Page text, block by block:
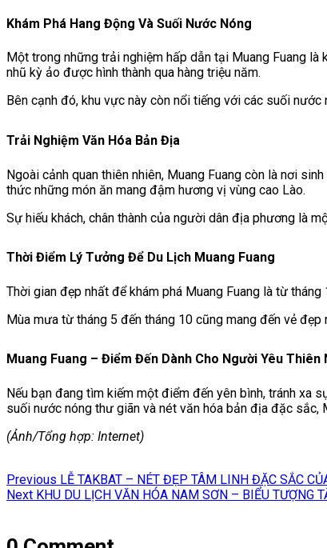
Khám Phá Hang Động Và Suối Nước Nóng
Một trong những trải nghiệm hấp dẫn tại Muang Fuang
nhũ kỳ ảo được hình thành qua hàng triệu năm.
Bên cạnh đó, khu vực này còn nổi tiếng với các suối
Trải Nghiệm Văn Hóa Bản Địa
Ngoài cảnh quan thiên nhiên, Muang Fuang còn là nơi
thức những món ăn mang đậm hương vị vùng cao Lào.
Sự hiếu khách, chân thành của người dân địa phương là
Thời Điểm Lý Tưởng Để Du Lịch Muang Fuang
Thời gian đẹp nhất để khám phá Muang Fuang là từ
Mùa mưa từ tháng 5 đến tháng 10 cũng mang đến vẻ
Muang Fuang – Điểm Đến Dành Cho Người Yêu Thiên
Nếu bạn đang tìm kiếm một điểm đến yên bình, tránh xa
suối nước nóng thư giãn và nét văn hóa bản địa đặc sắc,
(Ảnh/Tổng hợp: Internet)
hướng
viết
Previous Previous
post:
LỄ TAKBAT – NÉT ĐẸP TÂM LINH ĐẶC SẮC
Next Next
KHU DU LỊCH VĂN HÓA NAM SƠN – BIỂU TƯỢNG